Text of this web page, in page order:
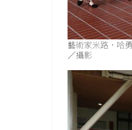
藝術家米路．哈
／攝影